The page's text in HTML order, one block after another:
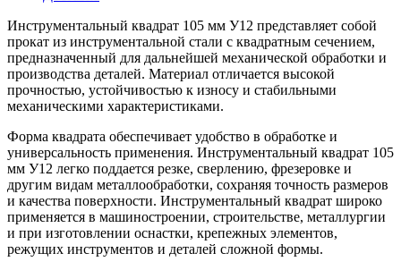
Инструментальный квадрат 105 мм У12 представляет собой
прокат из инструментальной стали с квадратным сечением,
предназначенный для дальнейшей механической обработки и
производства деталей. Материал отличается высокой
прочностью, устойчивостью к износу и стабильными
механическими характеристиками.
Форма квадрата обеспечивает удобство в обработке и
универсальность применения. Инструментальный квадрат 105
мм У12 легко поддается резке, сверлению, фрезеровке и
другим видам металлообработки, сохраняя точность размеров
и качества поверхности. Инструментальный квадрат широко
применяется в машиностроении, строительстве, металлургии
и при изготовлении оснастки, крепежных элементов,
режущих инструментов и деталей сложной формы.